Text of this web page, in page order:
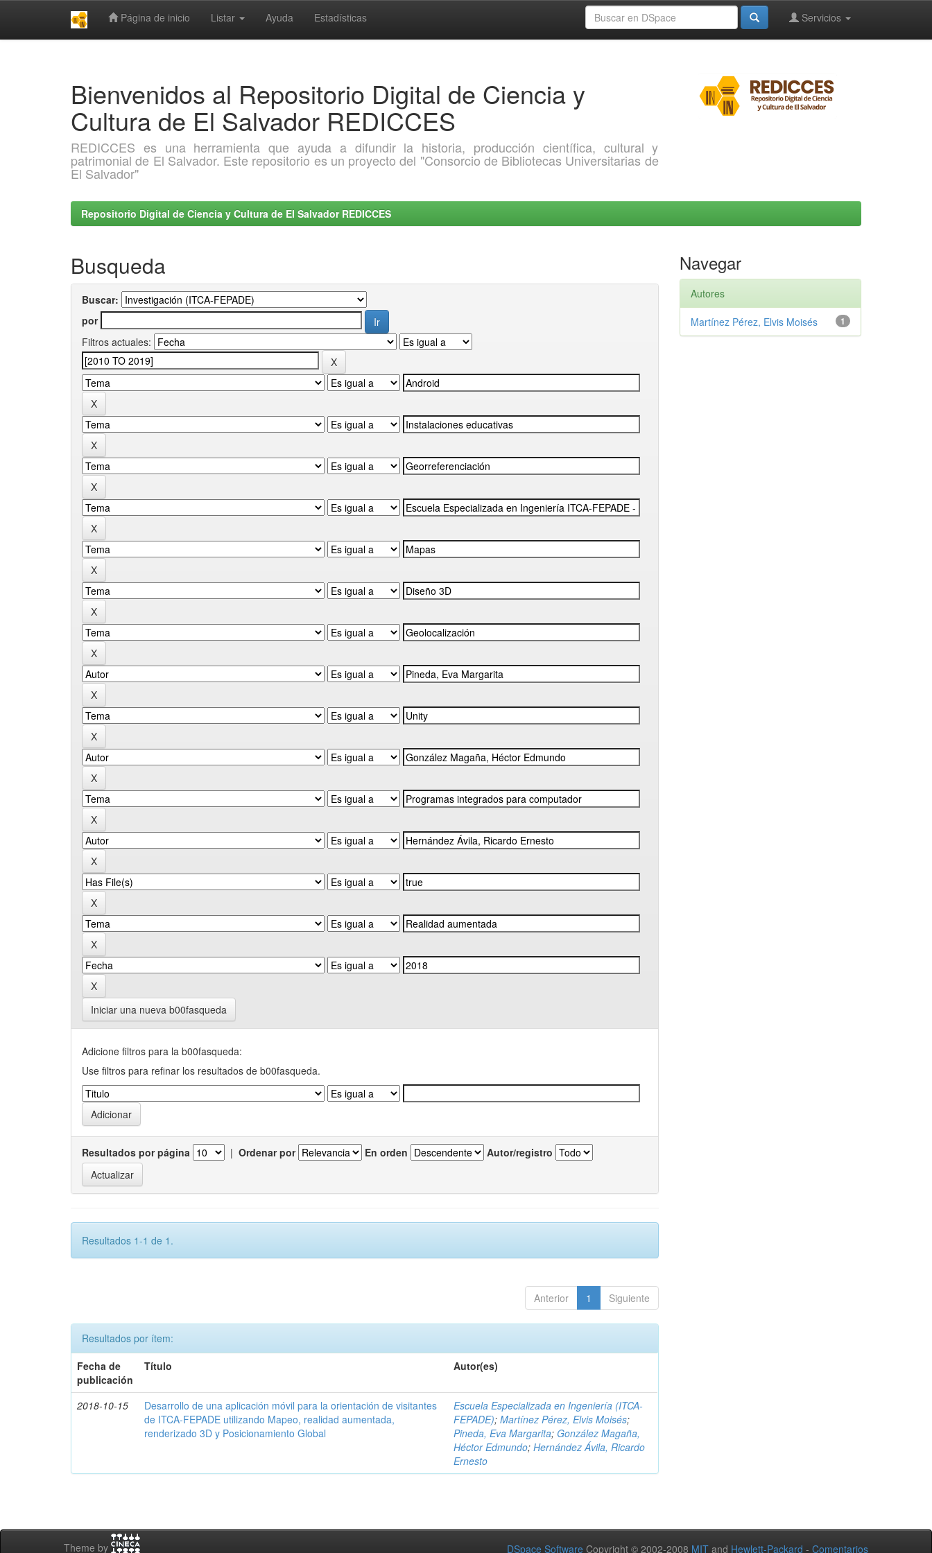
Página de inicio Listar Ayuda Estadísticas Servicios
Bienvenidos al Repositorio Digital de Ciencia y
Cultura de El Salvador REDICCES
REDICCES es una herramienta que ayuda a difundir la historia, producción científica, cultural y
patrimonial de El Salvador. Este repositorio es un proyecto del "Consorcio de Bibliotecas Universitarias de
El Salvador"
Repositorio Digital de Ciencia y Cultura de El Salvador REDICCES
Busqueda
Buscar:
por
Filtros actuales:
Iniciar una nueva b00fasqueda
Adicione filtros para la b00fasqueda:
Use filtros para refinar los resultados de b00fasqueda.
Resultados por página | Ordenar por En orden Autor/registro
Resultados 1-1 de 1.
Anterior 1 Siguiente
Resultados por ítem:
Fecha de
publicación
Título Autor(es)
2018-10-15
Desarrollo de una aplicación móvil para la orientación de visitantes
de ITCA-FEPADE utilizando Mapeo, realidad aumentada,
renderizado 3D y Posicionamiento Global
Escuela Especializada en Ingeniería (ITCA-
FEPADE);Martínez Pérez, Elvis Moisés;
Pineda, Eva Margarita; González Magaña,
Héctor Edmundo;Hernández Ávila, Ricardo
Ernesto
Navegar
Autores
1
Martínez Pérez, Elvis Moisés
Theme by DSpace Software Copyright © 2002-2008 MIT and Hewlett-Packard - Comentarios